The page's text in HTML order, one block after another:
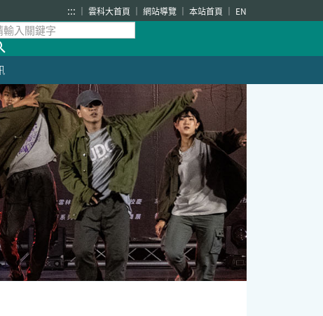
::: 雲科大首頁 網站導覽 本站首頁 EN